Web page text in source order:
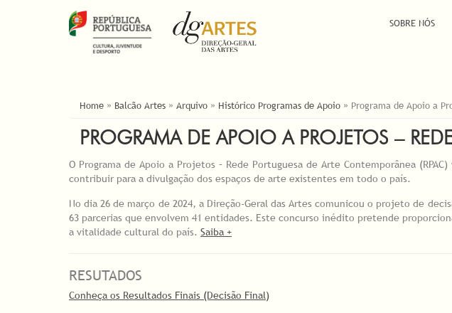
SOBRE NÓS
ESTÁ AQUI
Home » Balcão Artes » Arquivo » Histórico Programas de Apoio » Programa de Apoio a
PROGRAMA DE APOIO A PROJETOS –
O Programa de Apoio a Projetos – Rede Portuguesa de Arte Contemporânea
contribuir para a divulgação dos espaços de arte existentes em todo o país.
No dia 26 de março de 2024, a Direção-Geral das Artes comunicou o projeto de
63 parcerias que envolvem 41 entidades. Este concurso inédito pretende
a vitalidade cultural do país. Saiba +
RESUTADOS
Conheça os Resultados Finais (Decisão Final)